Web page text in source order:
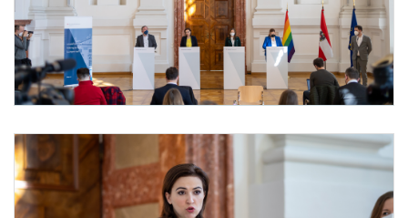
Foto 1: BMJ